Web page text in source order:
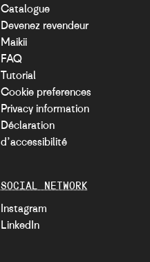
Catalogue
Devenez revendeur
Maikii
FAQ
Tutorial
Cookie preferences
Privacy information
Déclaration
d’accessibilité
SOCIAL NETWORK
Instagram
LinkedIn